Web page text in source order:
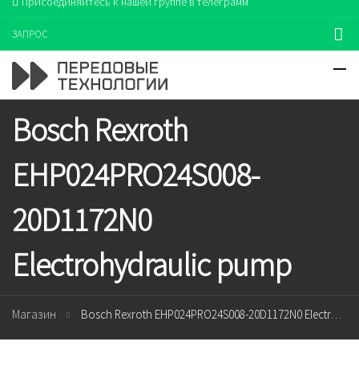
ЗАПРОС
Bosch Rexroth
EHP024PRO24S008-
20D1172N0
Electrohydraulic pump
Магазин Bosch Rexroth EHP024PRO24S008-20D1172N0 Electrohydraulic pump